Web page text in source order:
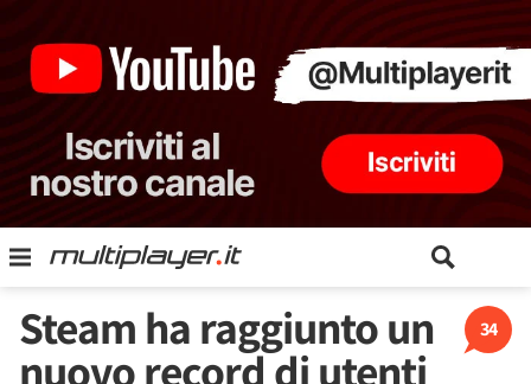
34
Steam ha raggiunto un
nuovo record di utenti